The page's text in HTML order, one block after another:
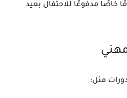
خاصًا مدفوعًا للاحتفال بعيد
مثل: